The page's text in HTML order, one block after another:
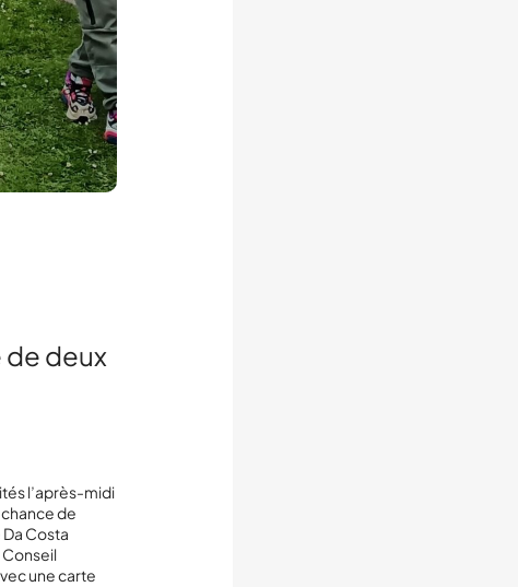
de deux
l’après-midi
de
Costa
une carte